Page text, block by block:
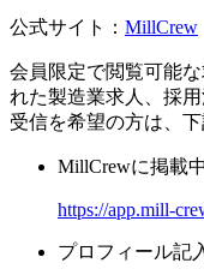
公式サイト： MillCrew
会員限定で閲覧可能
れた製造業求人、採
受信を希望の方は、
MillCrewに掲載
https://app.mill-
プロフィール記